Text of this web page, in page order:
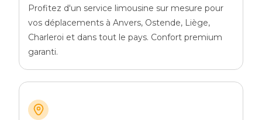
Profitez d'un service limousine sur mesure pour
vos déplacements à Anvers, Ostende, Liège,
Charleroi et dans tout le pays. Confort premium
garanti.